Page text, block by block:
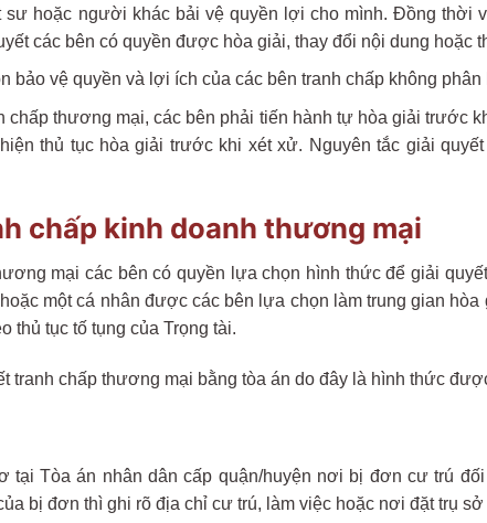
hoặc người khác bải vệ quyền lợi cho mình. Đồng thời
các bên có quyền được hòa giải, thay đổi nội dung hoặc
bảo vệ quyền và lợi ích của các bên tranh chấp không
chấp thương mại, các bên phải tiến hành tự hòa giải trước
thủ tục hòa giải trước khi xét xử. Nguyên tắc giải
chấp kinh doanh thương mại
mại các bên có quyền lựa chọn hình thức để giải
một cá nhân được các bên lựa chọn làm trung gian
thủ tục tố tụng của Trọng tài.
tranh chấp thương mại bằng tòa án do đây là hình thức
tại Tòa án nhân dân cấp quận/huyện nơi bị đơn cư trú
bị đơn thì ghi rõ địa chỉ cư trú, làm việc hoặc nơi đặt trụ